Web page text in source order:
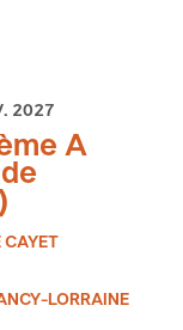
2027
A
CAYET
LORRAINE